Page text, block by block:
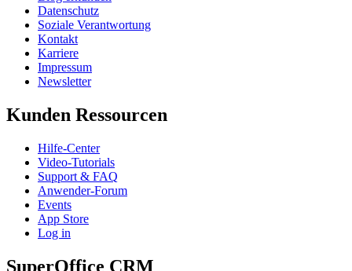
Datenschutz
Soziale Verantwortung
Kontakt
Karriere
Impressum
Newsletter
Kunden Ressourcen
Hilfe-Center
Video-Tutorials
Support & FAQ
Anwender-Forum
Events
App Store
Log in
SuperOffice CRM